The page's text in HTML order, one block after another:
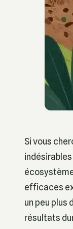
Si vous
efficaces
un peu plus
résultats